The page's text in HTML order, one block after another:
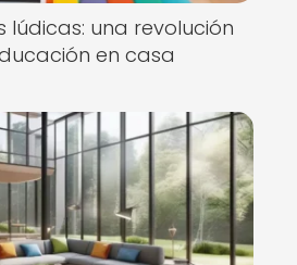
lúdicas: una revolución
en casa